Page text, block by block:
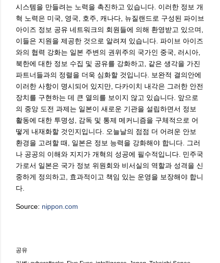
시스템을 만들려는 노력을 촉진하고 있습니다. 이러한 정보 개
혁 노력은 미국, 영국, 호주, 캐나다, 뉴질랜드로 구성된 파이브
아이즈 정보 공유 네트워크의 회원들에 의해 환영받고 있으며,
이들은 지원을 제공한 것으로 알려져 있습니다. 파이브 아이즈
와의 협력 강화는 일본 주변의 권위주의 국가인 중국, 러시아,
북한에 대한 정보 수집 및 공유를 강화하고, 같은 생각을 가진
파트너들과의 정렬을 더욱 심화할 것입니다. 보완적 결의안에
이러한 사항이 명시되어 있지만, 다카이치 내각은 그러한 안전
장치를 구현하는 데 큰 열의를 보이지 않고 있습니다. 앞으로
의 중앙 도전 과제는 일본이 새로운 기관을 설립하면서 정보
활동에 대한 투명성, 감독 및 통제 메커니즘을 구체적으로 어
떻게 내재화할 것인지입니다. 오늘날의 점점 더 어려운 안보
환경을 고려할 때, 일본은 정보 능력을 강화해야 합니다. 그러
나 공공의 이해와 지지가 개혁의 성공에 필수적입니다. 민주국
가로서 일본은 국가 정보 위원회와 비서실의 역할과 성격을 신
중하게 정의하고, 효과적이고 책임 있는 운영을 보장해야 합니
다.
Source: nippon.com
공유